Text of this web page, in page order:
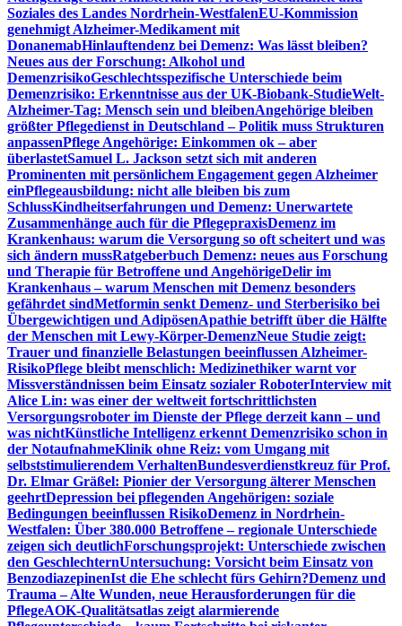
Soziales des Landes Nordrhein-WestfalenEU-Kommission
genehmigt Alzheimer-Medikament mit
DonanemabHinlauftendenz bei Demenz: Was lässt bleiben?
Neues aus der Forschung: Alkohol und
DemenzrisikoGeschlechtsspezifische Unterschiede beim
Demenzrisiko: Erkenntnisse aus der UK-Biobank-StudieWelt-
Alzheimer-Tag: Mensch sein und bleibenAngehörige bleiben
größter Pflegedienst in Deutschland – Politik muss Strukturen
anpassenPflege Angehörige: Einkommen ok – aber
überlastetSamuel L. Jackson setzt sich mit anderen
Prominenten mit persönlichem Engagement gegen Alzheimer
einPflegeausbildung: nicht alle bleiben bis zum
SchlussKindheitserfahrungen und Demenz: Unerwartete
Zusammenhänge auch für die PflegepraxisDemenz im
Krankenhaus: warum die Versorgung so oft scheitert und was
sich ändern mussRatgeberbuch Demenz: neues aus Forschung
und Therapie für Betroffene und AngehörigeDelir im
Krankenhaus – warum Menschen mit Demenz besonders
gefährdet sindMetformin senkt Demenz- und Sterberisiko bei
Übergewichtigen und AdipösenApathie betrifft über die Hälfte
der Menschen mit Lewy-Körper-DemenzNeue Studie zeigt:
Trauer und finanzielle Belastungen beeinflussen Alzheimer-
RisikoPflege bleibt menschlich: Medizinethiker warnt vor
Missverständnissen beim Einsatz sozialer RoboterInterview mit
Alice Lin: was einer der weltweit fortschrittlichsten
Versorgungsroboter im Dienste der Pflege derzeit kann – und
was nichtKünstliche Intelligenz erkennt Demenzrisiko schon in
der NotaufnahmeKlinik ohne Reiz: vom Umgang mit
selbststimulierendem VerhaltenBundesverdienstkreuz für Prof.
Dr. Elmar Gräßel: Pionier der Versorgung älterer Menschen
geehrtDepression bei pflegenden Angehörigen: soziale
Bedingungen beeinflussen RisikoDemenz in Nordrhein-
Westfalen: Über 380.000 Betroffene – regionale Unterschiede
zeigen sich deutlichForschungsprojekt: Unterschiede zwischen
den GeschlechternUntersuchung: Vorsicht beim Einsatz von
BenzodiazepinenIst die Ehe schlecht fürs Gehirn?Demenz und
Trauma – Alte Wunden, neue Herausforderungen für die
PflegeAOK-Qualitätsatlas zeigt alarmierende